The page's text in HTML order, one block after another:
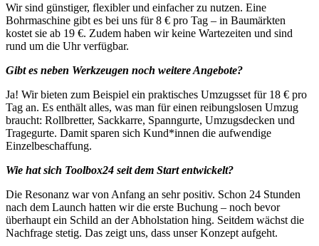
Wir sind günstiger, flexibler und einfacher zu nutzen. Eine
Bohrmaschine gibt es bei uns für 8 € pro Tag – in Baumärkten
kostet sie ab 19 €. Zudem haben wir keine Wartezeiten und sind
rund um die Uhr verfügbar.
Gibt es neben Werkzeugen noch weitere Angebote?
Ja! Wir bieten zum Beispiel ein praktisches Umzugsset für 18 € pro
Tag an. Es enthält alles, was man für einen reibungslosen Umzug
braucht: Rollbretter, Sackkarre, Spanngurte, Umzugsdecken und
Tragegurte. Damit sparen sich Kund*innen die aufwendige
Einzelbeschaffung.
Wie hat sich Toolbox24 seit dem Start entwickelt?
Die Resonanz war von Anfang an sehr positiv. Schon 24 Stunden
nach dem Launch hatten wir die erste Buchung – noch bevor
überhaupt ein Schild an der Abholstation hing. Seitdem wächst die
Nachfrage stetig. Das zeigt uns, dass unser Konzept aufgeht.